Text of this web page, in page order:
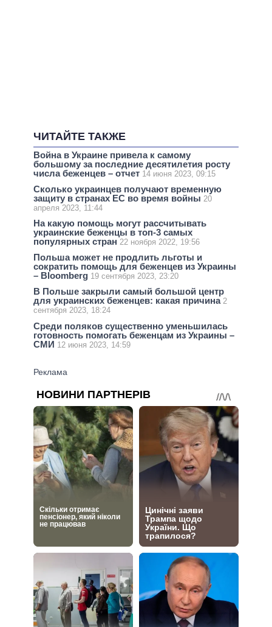
ЧИТАЙТЕ ТАКЖЕ
Война в Украине привела к самому
большому за последние десятилетия росту
числа беженцев – отчет 14 июня 2023, 09:15
Сколько украинцев получают временную
защиту в странах ЕС во время войны 20
апреля 2023, 11:44
На какую помощь могут рассчитывать
украинские беженцы в топ-3 самых
популярных стран 22 ноября 2022, 19:56
Польша может не продлить льготы и
сократить помощь для беженцев из Украины
– Bloomberg 19 сентября 2023, 23:20
В Польше закрыли самый большой центр
для украинских беженцев: какая причина 2
сентября 2023, 18:24
Среди поляков существенно уменьшилась
готовность помогать беженцам из Украины –
СМИ 12 июня 2023, 14:59